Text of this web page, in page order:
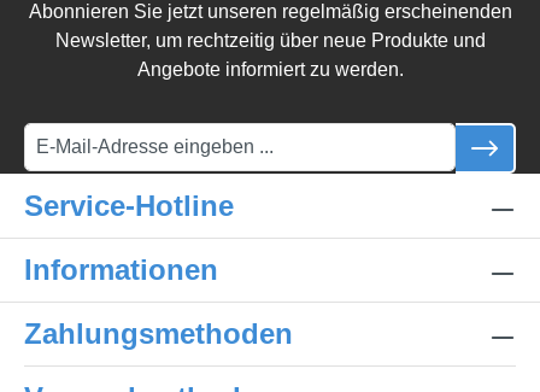
Abonnieren Sie jetzt unseren regelmäßig erscheinenden
Newsletter, um rechtzeitig über neue Produkte und
Angebote informiert zu werden.
Service-Hotline
Informationen
Zahlungsmethoden